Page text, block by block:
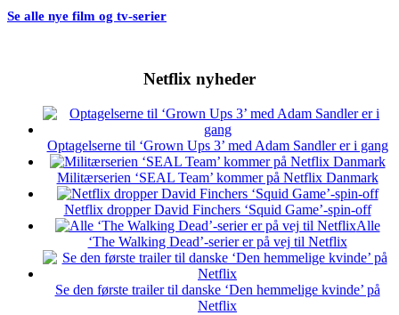
Se alle nye film og tv-serier
Netflix nyheder
Optagelserne til ‘Grown Ups 3’ med Adam Sandler er i gang
Militærserien ‘SEAL Team’ kommer på Netflix Danmark
Netflix dropper David Finchers ‘Squid Game’-spin-off
Alle
‘The Walking Dead’-serier er på vej til Netflix
Se den første trailer til danske ‘Den hemmelige kvinde’ på
Netflix